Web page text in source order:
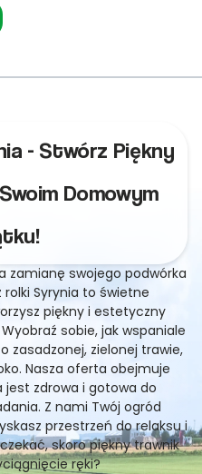
- Stwórz Piękny
Domowym
zamianę swojego podwórka
rolki Syrynia to świetne
piękny i estetyczny
sobie, jak wspaniale
zasadzonej, zielonej trawie,
Nasza oferta obejmuje
zdrowa i gotowa do
Z nami Twój ogród
przestrzeń do relaksu i
skoro piękny trawnik
ręki?